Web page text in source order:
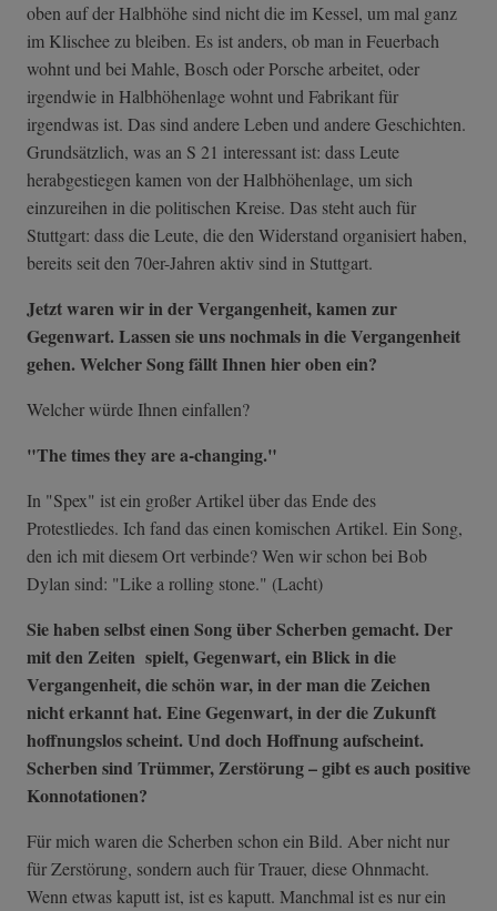
oben auf der Halbhöhe sind nicht die im Kessel, um mal ganz
im Klischee zu bleiben. Es ist anders, ob man in Feuerbach
wohnt und bei Mahle, Bosch oder Porsche arbeitet, oder
irgendwie in Halbhöhenlage wohnt und Fabrikant für
irgendwas ist. Das sind andere Leben und andere Geschichten.
Grundsätzlich, was an S 21 interessant ist: dass Leute
herabgestiegen kamen von der Halbhöhenlage, um sich
einzureihen in die politischen Kreise. Das steht auch für
Stuttgart: dass die Leute, die den Widerstand organisiert haben,
bereits seit den 70er-Jahren aktiv sind in Stuttgart.
Jetzt waren wir in der Vergangenheit, kamen zur
Gegenwart. Lassen sie uns nochmals in die Vergangenheit
gehen. Welcher Song fällt Ihnen hier oben ein?
Welcher würde Ihnen einfallen?
"The times they are a-changing."
In "Spex" ist ein großer Artikel über das Ende des
Protestliedes. Ich fand das einen komischen Artikel. Ein Song,
den ich mit diesem Ort verbinde? Wen wir schon bei Bob
Dylan sind: "Like a rolling stone." (Lacht)
Sie haben selbst einen Song über Scherben gemacht. Der
mit den Zeiten spielt, Gegenwart, ein Blick in die
Vergangenheit, die schön war, in der man die Zeichen
nicht erkannt hat. Eine Gegenwart, in der die Zukunft
hoffnungslos scheint. Und doch Hoffnung aufscheint.
Scherben sind Trümmer, Zerstörung – gibt es auch positive
Konnotationen?
Für mich waren die Scherben schon ein Bild. Aber nicht nur
für Zerstörung, sondern auch für Trauer, diese Ohnmacht.
Wenn etwas kaputt ist, ist es kaputt. Manchmal ist es nur ein